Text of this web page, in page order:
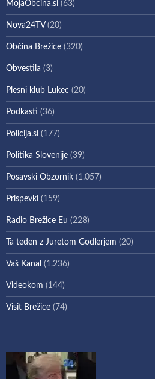
MojaObcina.si (63)
Nova24TV(20)
Občina Brežice (320)
Obvestila (3)
Plesni klub Lukec (20)
Podkasti (36)
Policija.si (177)
Politika Slovenije (39)
Posavski Obzornik (1.057)
Prispevki (159)
Radio Brežice Eu (228)
Ta teden z Juretom Godlerjem (20)
Vaš Kanal (1.236)
Videokom (144)
Visit Brežice (74)